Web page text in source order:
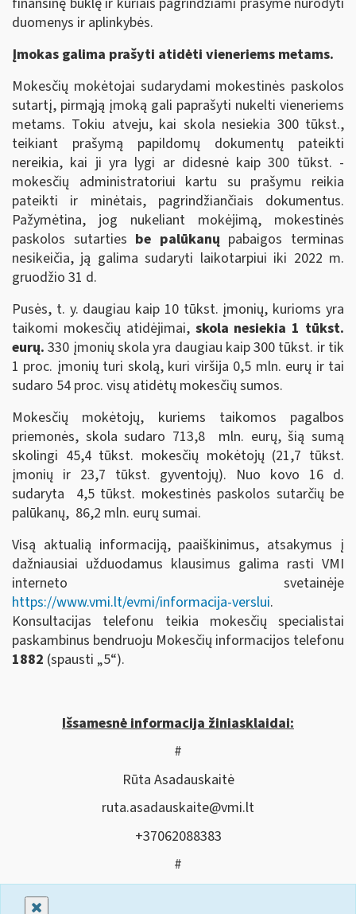
duomenys ir aplinkybės.
Įmokas galima prašyti atidėti vieneriems metams.
Mokesčių mokėtojai sudarydami mokestinės paskolos
sutartį, pirmąją įmoką gali paprašyti nukelti vieneriems
metams. Tokiu atveju, kai skola nesiekia 300 tūkst.,
teikiant prašymą papildomų dokumentų pateikti
nereikia, kai ji yra lygi ar didesnė kaip 300 tūkst. -
mokesčių administratoriui kartu su prašymu reikia
pateikti ir minėtais, pagrindžiančiais dokumentus.
Pažymėtina, jog nukeliant mokėjimą, mokestinės
paskolos sutarties be palūkanų pabaigos terminas
nesikeičia, ją galima sudaryti laikotarpiui iki 2022 m.
gruodžio 31 d.
Pusės, t. y. daugiau kaip 10 tūkst. įmonių, kurioms yra
taikomi mokesčių atidėjimai, skola nesiekia 1 tūkst.
eurų. 330 įmonių skola yra daugiau kaip 300 tūkst. ir tik
1 proc. įmonių turi skolą, kuri viršija 0,5 mln. eurų ir tai
sudaro 54 proc. visų atidėtų mokesčių sumos.
Mokesčių mokėtojų, kuriems taikomos pagalbos
priemonės, skola sudaro 713,8 mln. eurų, šią sumą
skolingi 45,4 tūkst. mokesčių mokėtojų (21,7 tūkst.
įmonių ir 23,7 tūkst. gyventojų). Nuo kovo 16 d.
sudaryta 4,5 tūkst. mokestinės paskolos sutarčių be
palūkanų, 86,2 mln. eurų sumai.
Visą aktualią informaciją, paaiškinimus, atsakymus į
dažniausiai užduodamus klausimus galima rasti VMI
interneto svetainėje
https://www.vmi.lt/evmi/informacija-verslui.
Konsultacijas telefonu teikia mokesčių specialistai
paskambinus bendruoju Mokesčių informacijos telefonu
1882 (spausti „5“).
Išsamesnė informacija žiniasklaidai:
#
Rūta Asadauskaitė
ruta.asadauskaite@vmi.lt
+37062088383
#